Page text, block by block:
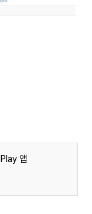
앱